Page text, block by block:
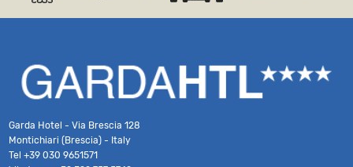
Garda Hotel - Via Brescia 128
Montichiari (Brescia) - Italy
Tel +39 030 9651571